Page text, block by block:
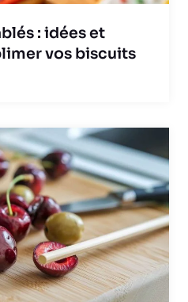
: idées et
vos biscuits